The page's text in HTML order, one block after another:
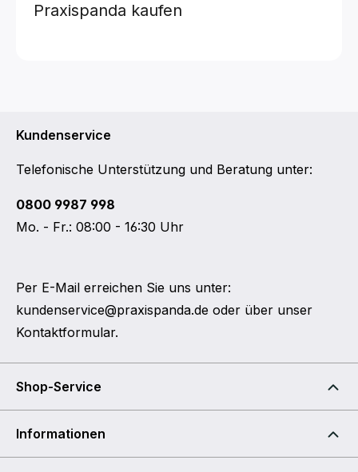
Praxispanda kaufen
Kundenservice
Telefonische Unterstützung und Beratung unter:
0800 9987 998
Mo. - Fr.: 08:00 - 16:30 Uhr
Per E-Mail erreichen Sie uns unter:
kundenservice@praxispanda.de oder über unser
Kontaktformular.
Shop-Service
Informationen